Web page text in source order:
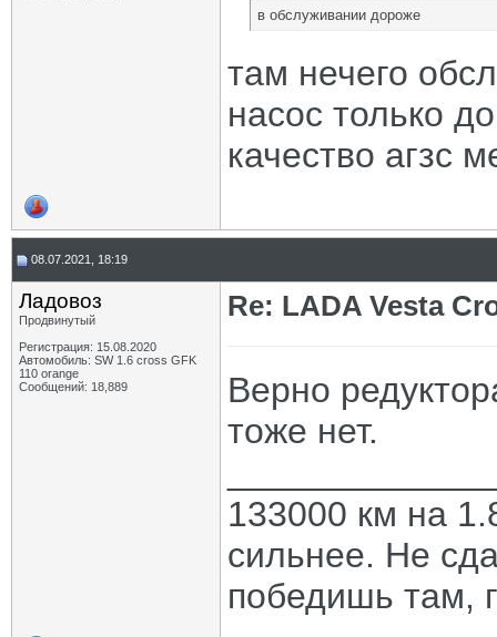
в обслуживании дороже
там нечего
насос только
качество агзс
08.07.2021, 18:19
Ладовоз
Продвинутый
Регистрация: 15.08.2020
Автомобиль: SW 1.6 cross GFK
110 orange
Сообщений: 18,889
Re: LADA Vesta
Верно
тоже нет.
133000 км на
сильнее. Не
победишь там,